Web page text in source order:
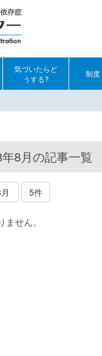
気づいたらど
うする?
制度
8月の記事一覧
5件
せん。